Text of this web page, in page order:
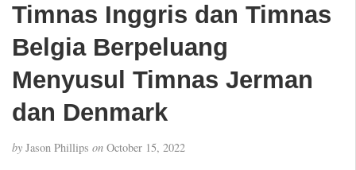
v
Timnas Inggris dan Timnas
Belgia Berpeluang
Menyusul Timnas Jerman
dan Denmark
by Jason Phillips on October 15, 2022